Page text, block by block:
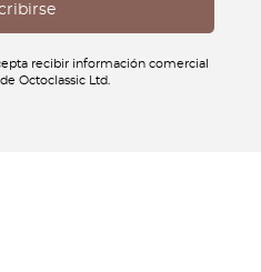
recibir información comercial
Octoclassic Ltd.